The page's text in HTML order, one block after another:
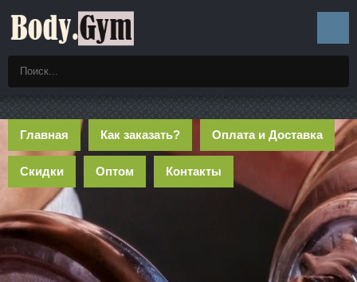
Главная Как заказать? Оплата и Доставка
Скидки Оптом Контакты